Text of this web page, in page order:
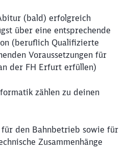
(bald) erfolgreich
über eine entsprechende
(beruflich Qualifizierte
Voraussetzungen für
der FH Erfurt erfüllen)
zählen zu deinen
den Bahnbetrieb sowie für
Zusammenhänge